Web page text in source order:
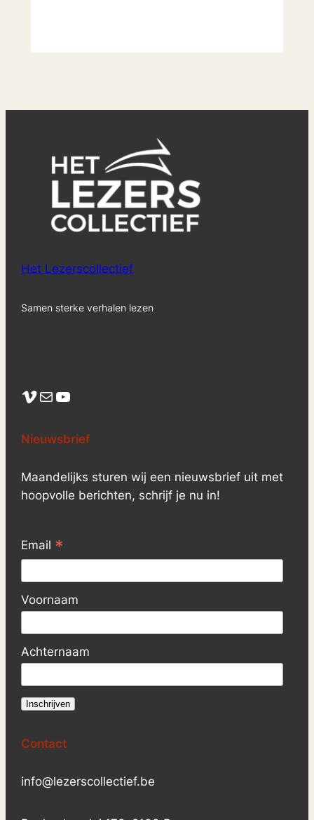
Het Lezerscollectief
Samen sterke verhalen lezen
Vimeo Mail YouTube
Nieuwsbrief
Maandelijks sturen wij een nieuwsbrief uit met
hoopvolle berichten, schrijf je nu in!
Email *
Voornaam
Achternaam
Contact
info@lezerscollectief.be